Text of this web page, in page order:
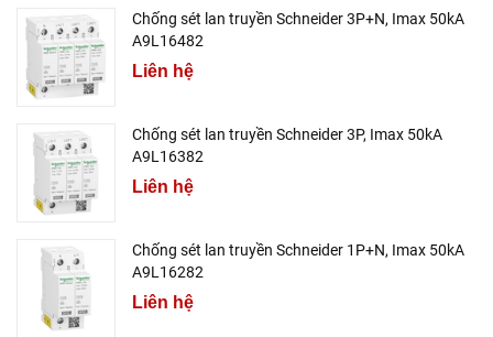
Chống sét lan truyền Schneider 3P+N, Imax 50kA
A9L16482
Liên hệ
Chống sét lan truyền Schneider 3P, Imax 50kA
A9L16382
Liên hệ
Chống sét lan truyền Schneider 1P+N, Imax 50kA
A9L16282
Liên hệ